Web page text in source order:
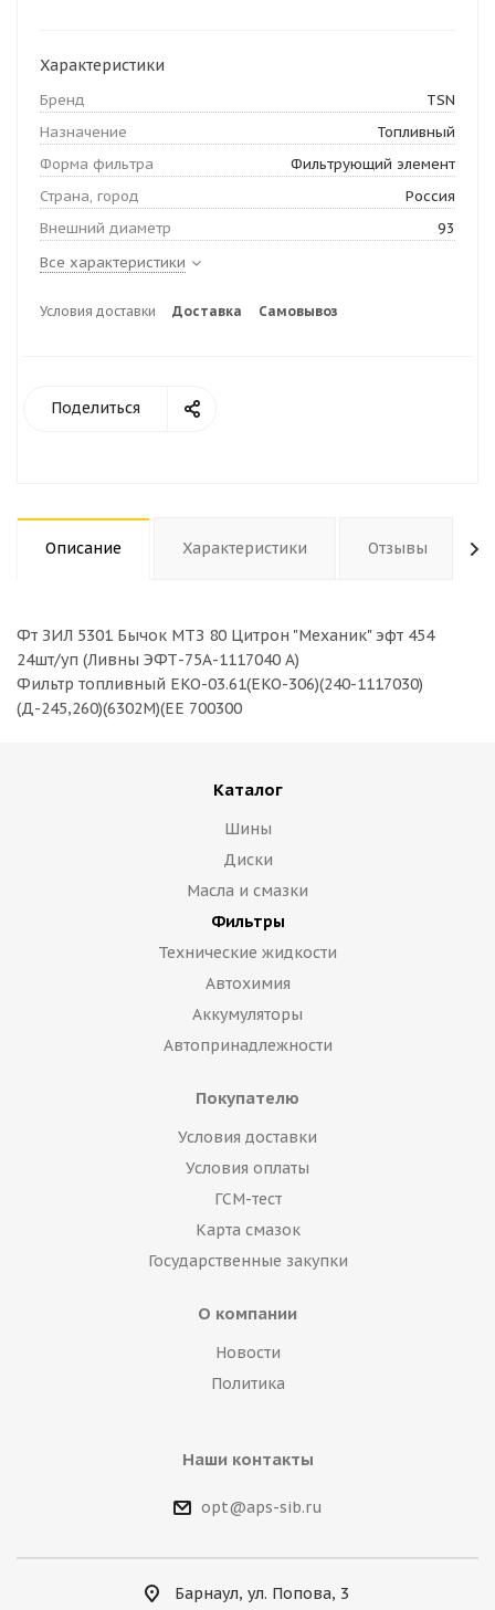
Характеристики
Бренд
TSN
Назначение
Топливный
Форма фильтра
Фильтрующий элемент
Страна, город
Россия
Внешний диаметр
93
Все характеристики
Условия доставки Доставка Самовывоз
Поделиться
Описание Характеристики Отзывы
Фт ЗИЛ 5301 Бычок МТЗ 80 Цитрон "Механик" эфт 454
24шт/уп (Ливны ЭФТ-75А-1117040 А)
Фильтр топливный EKO-03.61(EKO-306)(240-1117030)
(Д-245,260)(6302M)(ЕЕ 700300
Каталог
Шины
Диски
Масла и смазки
Фильтры
Технические жидкости
Автохимия
Аккумуляторы
Автопринадлежности
Покупателю
Условия доставки
Условия оплаты
ГСМ-тест
Карта смазок
Государственные закупки
О компании
Новости
Политика
Наши контакты
opt@aps-sib.ru
Барнаул, ул. Попова, 3